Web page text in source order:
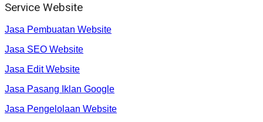
Service Website
Jasa Pembuatan Website
Jasa SEO Website
Jasa Edit Website
Jasa Pasang Iklan Google
Jasa Pengelolaan Website